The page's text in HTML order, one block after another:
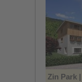
Zin Park